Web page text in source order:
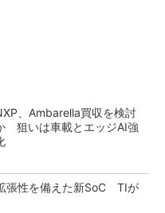
、Ambarella買収を検討
狙いは車載とエッジAI強
張性を備えた新SoC TIが